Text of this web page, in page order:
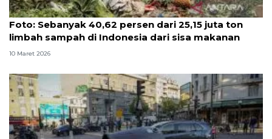
Foto
Foto: Sebanyak 40,62 persen dari 25,15 juta ton
limbah sampah di Indonesia dari sisa makanan
10 Maret 2026